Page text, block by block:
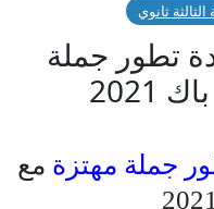
ثانوي
تطور جملة
جملة مهتزة مع